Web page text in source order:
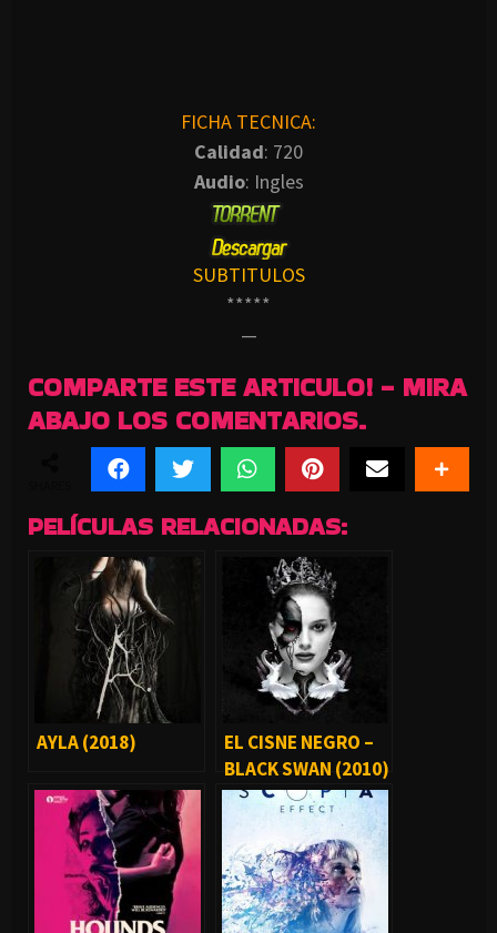
FICHA TECNICA:
Calidad: 720
Audio: Ingles
SUBTITULOS
*****
—
COMPARTE ESTE ARTICULO! - MIRA
ABAJO LOS COMENTARIOS.
PELÍCULAS RELACIONADAS:
AYLA (2018)
EL CISNE NEGRO –
BLACK SWAN (2010)